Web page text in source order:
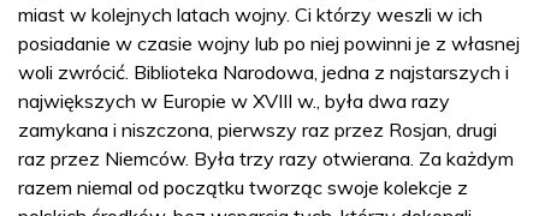
miast w kolejnych latach wojny. Ci którzy weszli w ich
posiadanie w czasie wojny lub po niej powinni je z własnej
woli zwrócić. Biblioteka Narodowa, jedna z najstarszych i
największych w Europie w XVIII w., była dwa razy
zamykana i niszczona, pierwszy raz przez Rosjan, drugi
raz przez Niemców. Była trzy razy otwierana. Za każdym
razem niemal od początku tworząc swoje kolekcje z